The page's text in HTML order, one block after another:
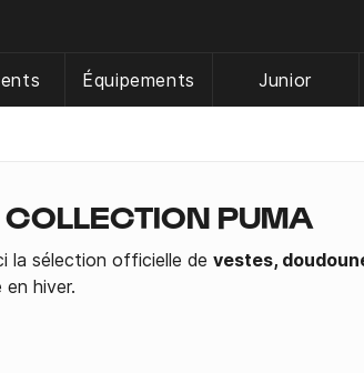
Équipements Junior
PUMA
la sélection officielle de vestes,
hiver.